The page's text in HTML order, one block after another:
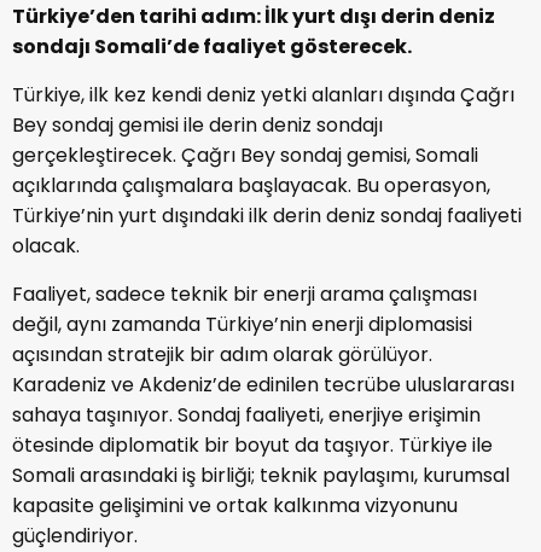
Türkiye’den tarihi adım: İlk yurt dışı derin deniz
sondajı Somali’de faaliyet gösterecek.
Türkiye, ilk kez kendi deniz yetki alanları dışında Çağrı
Bey sondaj gemisi ile derin deniz sondajı
gerçekleştirecek. Çağrı Bey sondaj gemisi, Somali
açıklarında çalışmalara başlayacak. Bu operasyon,
Türkiye’nin yurt dışındaki ilk derin deniz sondaj faaliyeti
olacak.
Faaliyet, sadece teknik bir enerji arama çalışması
değil, aynı zamanda Türkiye’nin enerji diplomasisi
açısından stratejik bir adım olarak görülüyor.
Karadeniz ve Akdeniz’de edinilen tecrübe uluslararası
sahaya taşınıyor. Sondaj faaliyeti, enerjiye erişimin
ötesinde diplomatik bir boyut da taşıyor. Türkiye ile
Somali arasındaki iş birliği; teknik paylaşımı, kurumsal
kapasite gelişimini ve ortak kalkınma vizyonunu
güçlendiriyor.